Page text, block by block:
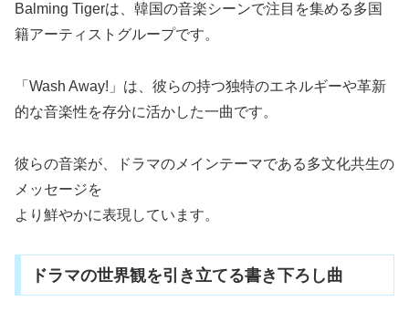
Balming Tigerは、韓国の音楽シーンで注目を集める多国
籍アーティストグループです。
「Wash Away!」は、彼らの持つ独特のエネルギーや革新
的な音楽性を存分に活かした一曲です。
彼らの音楽が、ドラマのメインテーマである多文化共生の
メッセージを
より鮮やかに表現しています。
ドラマの世界観を引き立てる書き下ろし曲